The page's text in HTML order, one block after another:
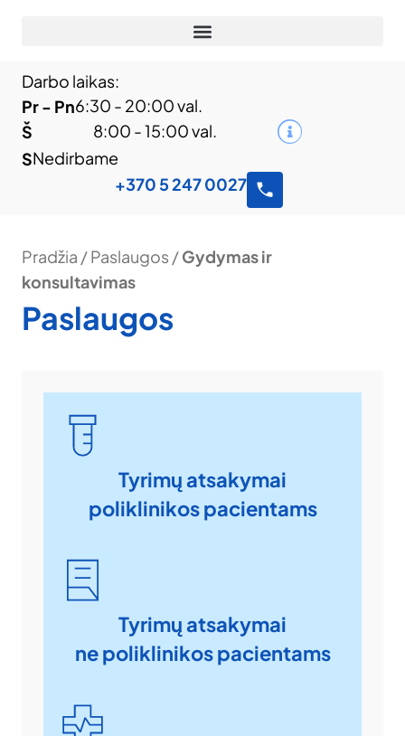
Darbo laikas:
Pr - Pn6:30 - 20:00 val.
Š
8:00 - 15:00 val.
SNedirbame
+370 5 247 0027
Pradžia /Paslaugos /Gydymas ir
konsultavimas
Paslaugos
Tyrimų atsakymai
poliklinikos pacientams
Tyrimų atsakymai
ne poliklinikos pacientams